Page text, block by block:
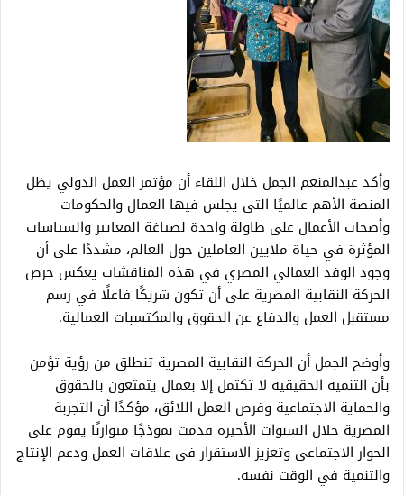
وأكد عبدالمنعم الجمل خلال اللقاء أن مؤتمر العمل الدولي يظل
المنصة الأهم عالميًا التي يجلس فيها العمال والحكومات
وأصحاب الأعمال على طاولة واحدة لصياغة المعايير والسياسات
المؤثرة في حياة ملايين العاملين حول العالم، مشددًا على أن
وجود الوفد العمالي المصري في هذه المناقشات يعكس حرص
الحركة النقابية المصرية على أن تكون شريكًا فاعلًا في رسم
مستقبل العمل والدفاع عن الحقوق والمكتسبات العمالية.
وأوضح الجمل أن الحركة النقابية المصرية تنطلق من رؤية تؤمن
بأن التنمية الحقيقية لا تكتمل إلا بعمال يتمتعون بالحقوق
والحماية الاجتماعية وفرص العمل اللائق، مؤكدًا أن التجربة
المصرية خلال السنوات الأخيرة قدمت نموذجًا متوازنًا يقوم على
الحوار الاجتماعي وتعزيز الاستقرار في علاقات العمل ودعم الإنتاج
والتنمية في الوقت نفسه.